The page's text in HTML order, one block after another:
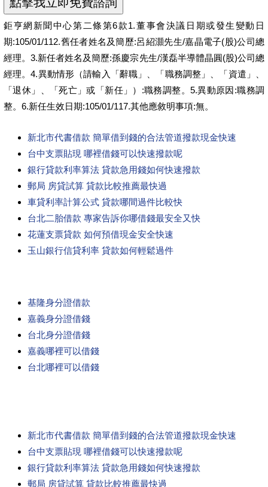
鉅亨網新聞中心第二條第6款1.董事會決議日期或發生變動日
期:105/01/112.舊任者姓名及簡歷:呂紹灝先生/嘉晶電子(股)公司總
經理。3.新任者姓名及簡歷:孫慶宗先生/漢磊半導體晶圓(股)公司總
經理。4.異動情形（請輸入「辭職」、「職務調整」、「資遣」、
「退休」、「死亡」或「新任」）:職務調整。5.異動原因:職務調
整。6.新任生效日期:105/01/117.其他應敘明事項:無。
新北市代書借款 簡單借到錢的合法管道撥款現金快速
台中支票貼現 哪裡借錢可以快速撥款呢
銀行貸款利率算法 貸款急用錢如何快速撥款
郵局 房貸試算 貸款比較推薦最快過
車貸利率計算公式 貸款哪間過件比較快
台北二胎借款 專家告訴你哪借錢最安全又快
花蓮支票貸款 如何預借現金安全快速
玉山銀行信貸利率 貸款如何輕鬆過件
基隆身分證借款
嘉義身分證借錢
台北身分證借錢
嘉義哪裡可以借錢
台北哪裡可以借錢
新北市代書借款 簡單借到錢的合法管道撥款現金快速
台中支票貼現 哪裡借錢可以快速撥款呢
銀行貸款利率算法 貸款急用錢如何快速撥款
郵局 房貸試算 貸款比較推薦最快過